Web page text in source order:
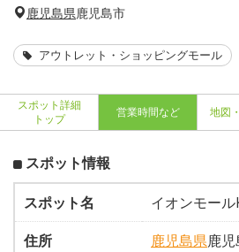
鹿児島県鹿児島市
アウトレット・ショッピングモール
スポット詳細
トップ
営業時間など 地図
スポット情報
スポット名
イオンモー
住所
鹿児島県鹿